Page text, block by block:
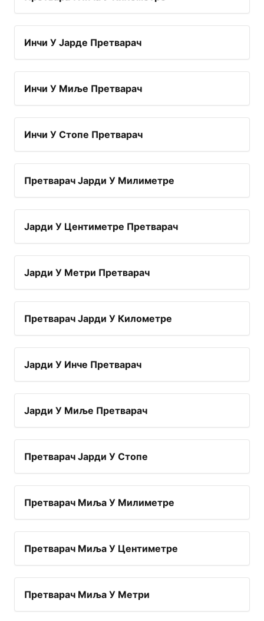
Инчи У Јарде Претварач
Инчи У Миље Претварач
Инчи У Стопе Претварач
Претварач Јарди У Милиметре
Јарди У Центиметре Претварач
Јарди У Метри Претварач
Претварач Јарди У Километре
Јарди У Инче Претварач
Јарди У Миље Претварач
Претварач Јарди У Стопе
Претварач Миља У Милиметре
Претварач Миља У Центиметре
Претварач Миља У Метри